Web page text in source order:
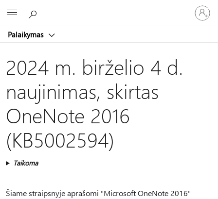
Palaikymas
prie
paskyros
2024 m. birželio 4 d.
naujinimas, skirtas
OneNote 2016
(KB5002594)
Taikoma
Šiame straipsnyje aprašomi "Microsoft OneNote 2016"